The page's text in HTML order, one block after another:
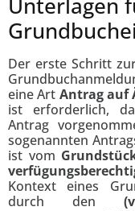
Unterlagen
Der erste Schritt
eine Art Antrag auf
ist erforderlich,
Antrag
sogenannten
ist vom
Kontext eines
durch den